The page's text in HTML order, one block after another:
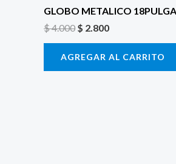
GLOBO METALICO
$4.000 $ 2.800
AGREGAR AL CARRITO